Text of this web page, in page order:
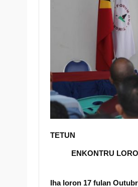
TETUN
ENKONTRU
Iha loron 17 fulan